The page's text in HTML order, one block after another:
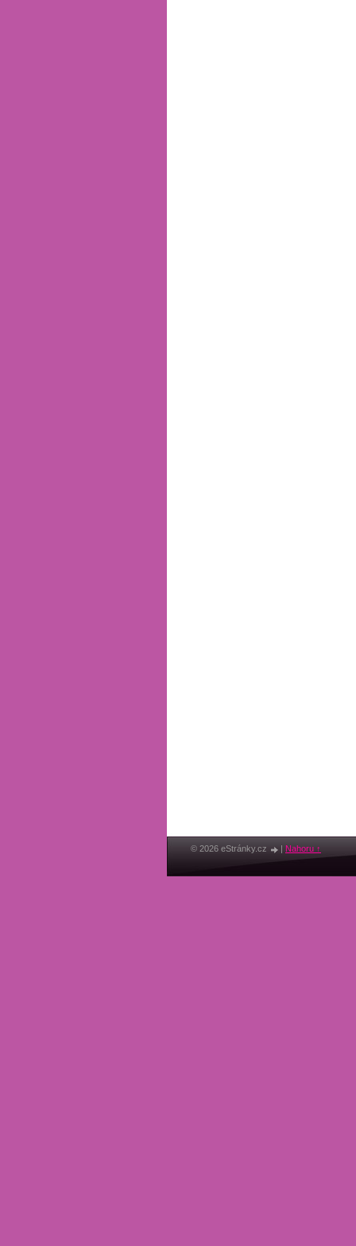
© 2026 eStránky.cz | Nahoru ↑